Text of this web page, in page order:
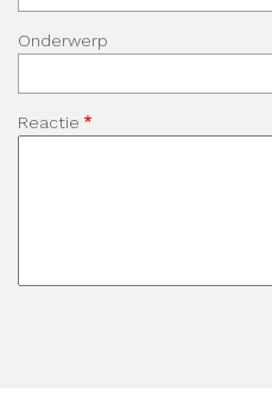
Onderwerp
Reactie